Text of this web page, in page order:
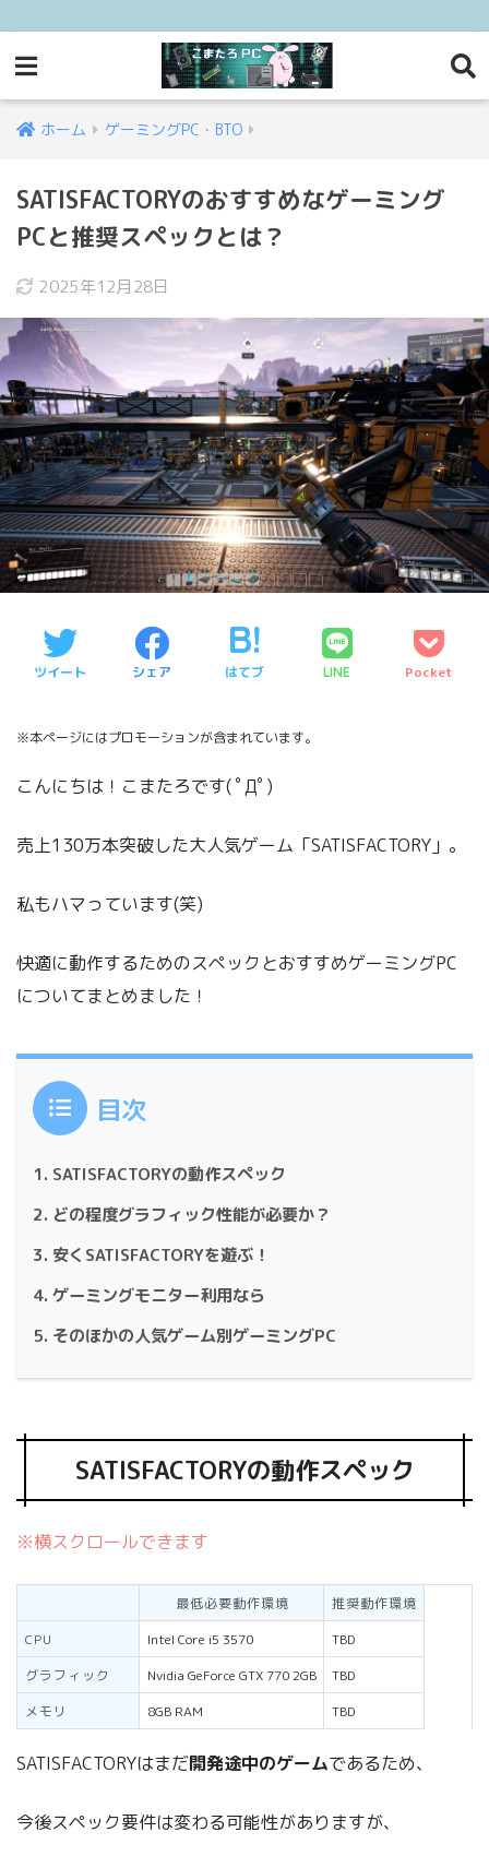
ホーム ゲーミングPC・BTO
SATISFACTORYのおすすめなゲーミング
PCと推奨スペックとは？
2025年12月28日
ツイート シェア はてブ LINE Pocket
※本ページにはプロモーションが含まれています。
こんにちは！こまたろです( ﾟДﾟ)
売上130万本突破した大人気ゲーム「SATISFACTORY」。
私もハマっています(笑)
快適に動作するためのスペックとおすすめゲーミングPC
についてまとめました！
目次
SATISFACTORYの動作スペック
どの程度グラフィック性能が必要か？
安くSATISFACTORYを遊ぶ！
ゲーミングモニター利用なら
そのほかの人気ゲーム別ゲーミングPC
SATISFACTORYの動作スペック
※横スクロールできます
最低必要動作環境
推奨動作環境
CPU
Intel Core i5 3570
TBD
グラフィック
Nvidia GeForce GTX 770 2GB
TBD
メモリ
8GB RAM TBD
SATISFACTORYはまだ開発途中のゲームであるため、
今後スペック要件は変わる可能性がありますが、